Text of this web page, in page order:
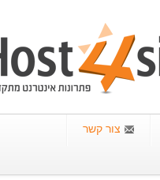
צור קשר